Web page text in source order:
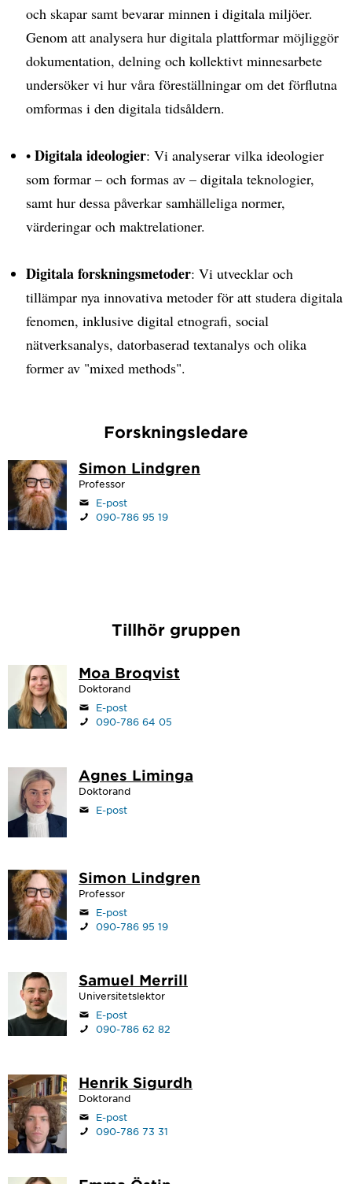
och skapar samt bevarar minnen i digitala miljöer.
Genom att analysera hur digitala plattformar möjliggör
dokumentation, delning och kollektivt minnesarbete
undersöker vi hur våra föreställningar om det förflutna
omformas i den digitala tidsåldern.
• Digitala ideologier: Vi analyserar vilka ideologier
som formar – och formas av – digitala teknologier,
samt hur dessa påverkar samhälleliga normer,
värderingar och maktrelationer.
Digitala forskningsmetoder: Vi utvecklar och
tillämpar nya innovativa metoder för att studera digitala
fenomen, inklusive digital etnografi, social
nätverksanalys, datorbaserad textanalys och olika
former av "mixed methods".
Forskningsledare
Simon Lindgren
Professor
E-post
090-786 95 19
Tillhör gruppen
Moa Broqvist
Doktorand
E-post
090-786 64 05
Agnes Liminga
Doktorand
E-post
Simon Lindgren
Professor
E-post
090-786 95 19
Samuel Merrill
Universitetslektor
E-post
090-786 62 82
Henrik Sigurdh
Doktorand
E-post
090-786 73 31